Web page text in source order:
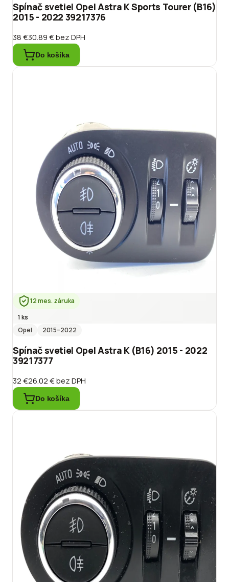
Spínač svetiel Opel Astra K Sports Tourer (B16)
2015 - 2022 39217376
38 €30.89 €bez DPH
Do košíka
12 mes. záruka
1 ks
Opel
2015–2022
Spínač svetiel Opel Astra K (B16) 2015 - 2022
39217377
32 €26.02 €bez DPH
Do košíka